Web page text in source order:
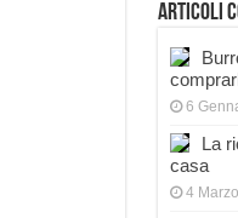
Articoli
6
La
casa
4